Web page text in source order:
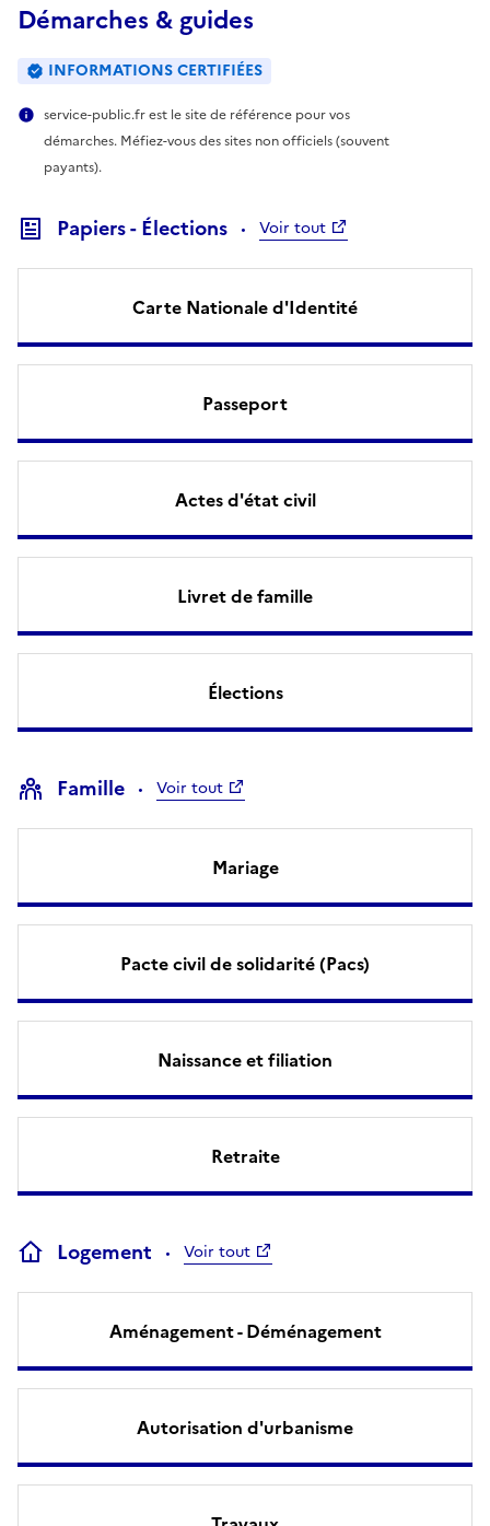
Démarches & guides
INFORMATIONS CERTIFIÉES
service-public.fr est le site de référence pour vos
démarches. Méfiez-vous des sites non officiels (souvent
payants).
Papiers - Élections Voir tout
Carte Nationale d'Identité
Passeport
Actes d'état civil
Livret de famille
Élections
Famille Voir tout
Mariage
Pacte civil de solidarité (Pacs)
Naissance et filiation
Retraite
Logement Voir tout
Aménagement - Déménagement
Autorisation d'urbanisme